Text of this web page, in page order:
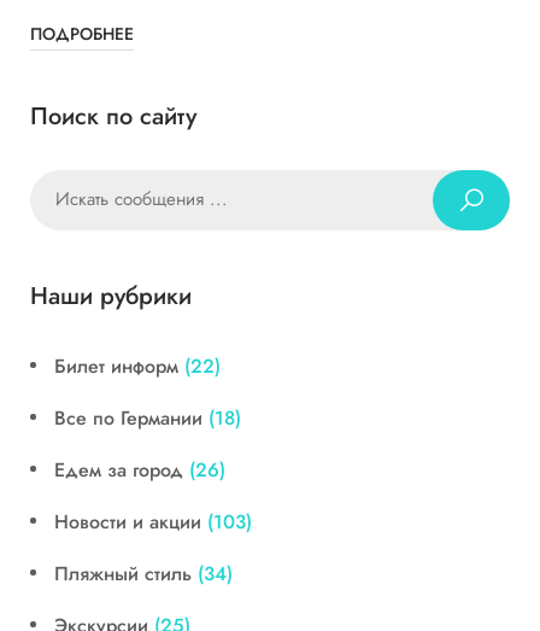
ПОДРОБНЕЕ
Поиск по сайту
Наши рубрики
Билет информ (22)
Все по Германии (18)
Едем за город (26)
Новости и акции (103)
Пляжный стиль (34)
Экскурсии (25)